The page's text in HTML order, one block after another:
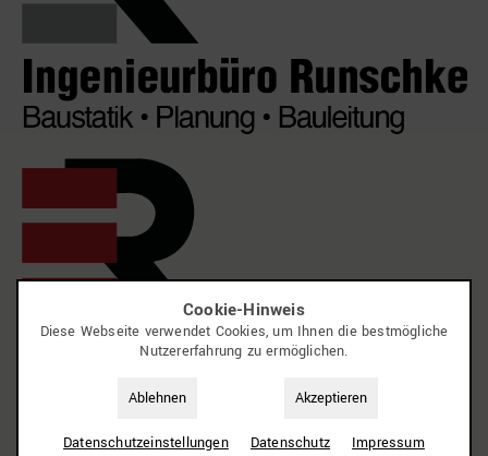
Cookie-Hinweis
Diese Webseite verwendet Cookies, um Ihnen die bestmögliche
Nutzererfahrung zu ermöglichen.
Ablehnen Akzeptieren
Datenschutz­einstellungen Datenschutz Impressum